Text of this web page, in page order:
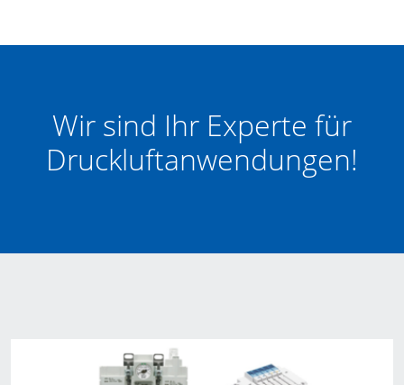
Wir sind Ihr Experte für
Druckluftanwendungen!